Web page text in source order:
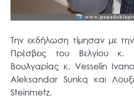
Την εκδήλωση τίμησαν με
Πρέσβεις του Βελγίου
Βουλγαρίας κ. Vesselin
Aleksandar Sunkq και
Steinmetz.